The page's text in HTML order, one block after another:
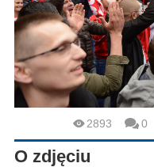
2893 0
O zdjęciu